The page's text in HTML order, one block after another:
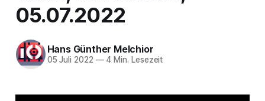
05.07.2022
Hans Günther Melchior
05 Juli 2022 —4 Min. Lesezeit